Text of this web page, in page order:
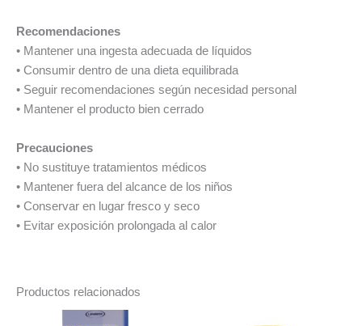
Recomendaciones
• Mantener una ingesta adecuada de líquidos
• Consumir dentro de una dieta equilibrada
• Seguir recomendaciones según necesidad personal
• Mantener el producto bien cerrado
Precauciones
• No sustituye tratamientos médicos
• Mantener fuera del alcance de los niños
• Conservar en lugar fresco y seco
• Evitar exposición prolongada al calor
Productos relacionados